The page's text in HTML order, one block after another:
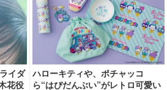
イダ
花役
ハローキティや、ポチャッコ
ら“はぴだんぶい”がレトロ可愛い